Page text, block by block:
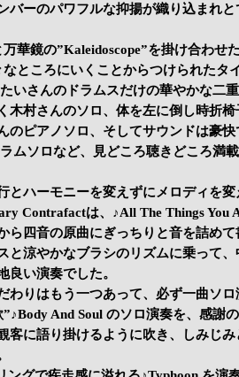
バーのパワフルな抑揚が織り込まれと
華鏡の”Kaleidoscope”を掛け合わせた
ところにいくことからつけられたタ
いさんのドラムスだけの華やかな二重
木村さんのソロ、体を左に倒し時折椅
のピアノソロ、そしてサウンドは豪快
ムソロなど、見どころ聴きどころ満
とハーモニーを変えずにメロディを変
Contrafactは、♪All The Things You
ら四音の原曲にぎっちりと音を詰めて
と涼やかなブラシのリズムに乗って、
良い演奏でした。
わりはもう一つあって、必ず一曲ソロ
And Soul のソロ演奏を、感謝
客に語り掛けるように吹き、しみじみ